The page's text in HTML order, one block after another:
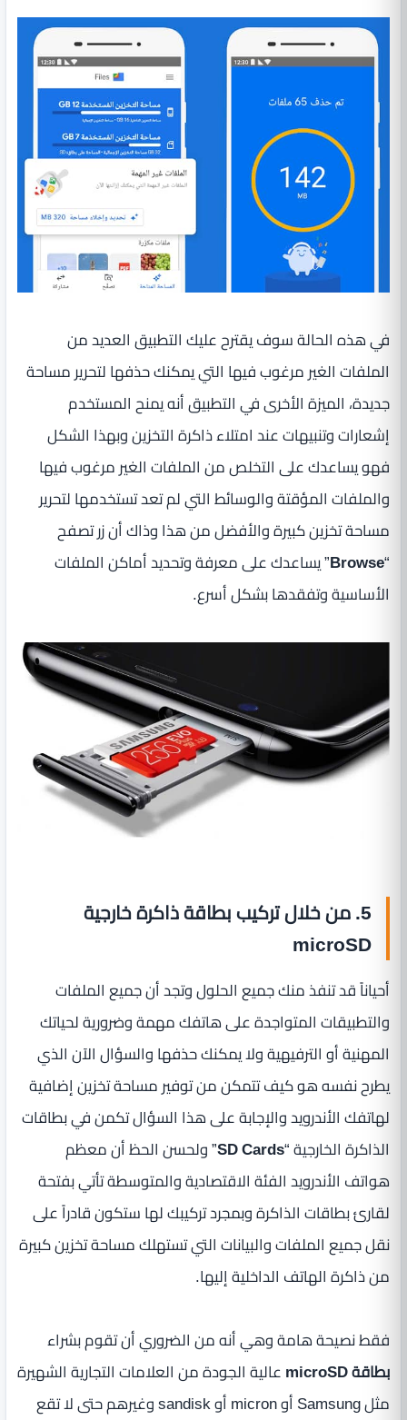
في هذه الحالة سوف يقترح عليك التطبيق العديد من
الملفات الغير مرغوب فيها التي يمكنك حذفها لتحرير مساحة
جديدة، الميزة الأخرى في التطبيق أنه يمنح المستخدم
إشعارات وتنبيهات عند امتلاء ذاكرة التخزين وبهذا الشكل
فهو يساعدك على التخلص من الملفات الغير مرغوب فيها
والملفات المؤقتة والوسائط التي لم تعد تستخدمها لتحرير
مساحة تخزين كبيرة والأفضل من هذا وذاك أن زر تصفح
“
Browse” يساعدك على معرفة وتحديد أماكن الملفات
الأساسية وتفقدها بشكل أسرع.
5. من خلال تركيب بطاقة ذاكرة خارجية
microSD
أحياناً قد تنفذ منك جميع الحلول وتجد أن جميع الملفات
والتطبيقات المتواجدة على هاتفك مهمة وضرورية لحياتك
المهنية أو الترفيهية ولا يمكنك حذفها والسؤال الآن الذي
يطرح نفسه هو كيف تتمكن من توفير مساحة تخزين إضافية
لهاتفك الأندرويد والإجابة على هذا السؤال تكمن في بطاقات
الذاكرة الخارجية “SD Cards” ولحسن الحظ أن معظم
هواتف الأندرويد الفئة الاقتصادية والمتوسطة تأتي بفتحة
لقارئ بطاقات الذاكرة وبمجرد تركيبك لها ستكون قادراً على
نقل جميع الملفات والبيانات التي تستهلك مساحة تخزين كبيرة
من ذاكرة الهاتف الداخلية إليها.
فقط نصيحة هامة وهي أنه من الضروري أن تقوم بشراء
بطاقة microSD
عالية الجودة من العلامات التجارية الشهيرة
مثل Samsung أو micron أو sandisk وغيرهم حتى لا تقع